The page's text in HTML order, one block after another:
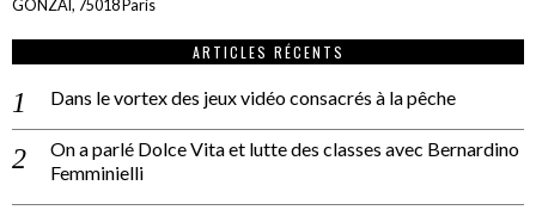
GONZAÏ, 75018 Paris
ARTICLES RÉCENTS
Dans le vortex des jeux vidéo consacrés à la pêche
On a parlé Dolce Vita et lutte des classes avec Bernardino
Femminielli